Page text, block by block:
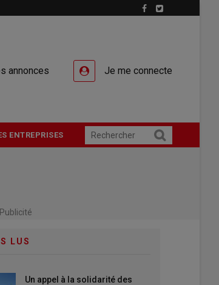
annonces Je me connecte
ENTREPRISES
Publicité
LUS
Un appel à la solidarité des